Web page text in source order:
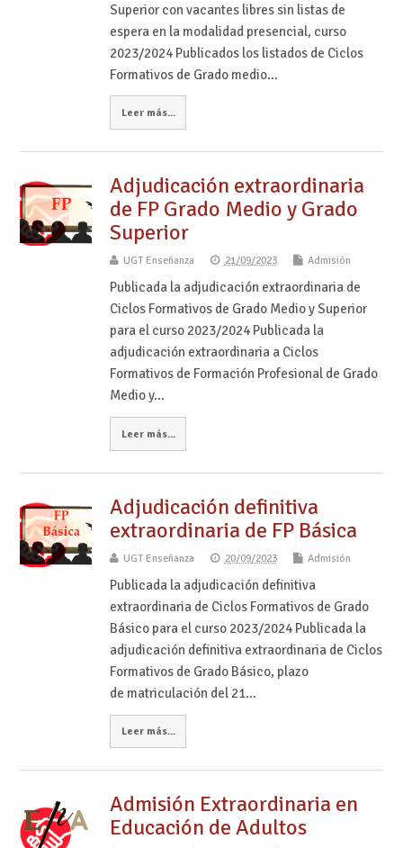
Superior con vacantes libres sin listas de
espera en la modalidad presencial, curso
2023/2024 Publicados los listados de Ciclos
Formativos de Grado medio…
Leer más...
Adjudicación extraordinaria
de FP Grado Medio y Grado
Superior
UGT Enseñanza 21/09/2023 Admisión
Publicada la adjudicación extraordinaria de
Ciclos Formativos de Grado Medio y Superior
para el curso 2023/2024 Publicada la
adjudicación extraordinaria a Ciclos
Formativos de Formación Profesional de Grado
Medio y…
Leer más...
Adjudicación definitiva
extraordinaria de FP Básica
UGT Enseñanza 20/09/2023 Admisión
Publicada la adjudicación definitiva
extraordinaria de Ciclos Formativos de Grado
Básico para el curso 2023/2024 Publicada la
adjudicación definitiva extraordinaria de Ciclos
Formativos de Grado Básico, plazo
de matriculación del 21…
Leer más...
Admisión Extraordinaria en
Educación de Adultos